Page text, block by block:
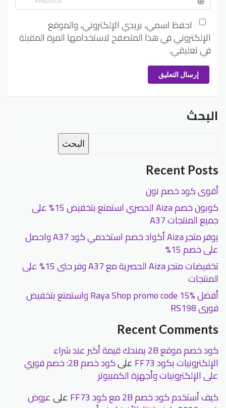
احفظ اسمي، بريدي الإلكتروني، والموقع
الإلكتروني في هذا المتصفح لاستخدامها المرة المقبلة
في تعليقي.
إرسال التعليق
البحث
البحث
Recent Posts
أقوى كود خصم نون
كوبون خصم Aiza الحصري استمتع بتخفيض 15% على
جميع المنتجات A37
يوفر متجر Aiza أكواد خصم استخدمي كود A37 واحصل
على خصم 15%
تخفيضات متجر Aiza الحصرية مع A37 وفر حتى 15% على
المنتجات
أفضل Raya Shop promo code 15% واستمتع بتخفيض
فورى RS198
Recent Comments
كود خصم موقع 2B يمنحك قيمة أكبر عند شراء
الإلكترونيات بكود FF73 على كود خصم 2B: خصم فوري
على الإلكترونيات وأجهزة الكمبيوتر
كيف أستخدم كود خصم 2B مع كود FF73
علىعروض